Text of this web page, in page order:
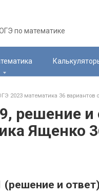
по математике
2023 математика 36
решение
Ященко
(решение и